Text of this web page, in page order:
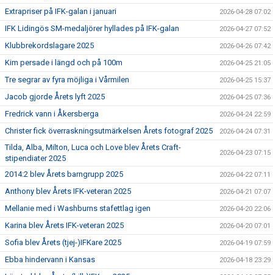
Extrapriser på IFK-galan i januari 2026-04-28 07:02
IFK Lidingös SM-medaljörer hyllades på IFK-galan 2026-04-27 07:52
Klubbrekordslagare 2025 2026-04-26 07:42
Kim persade i längd och på 100m 2026-04-25 21:05
Tre segrar av fyra möjliga i Vårmilen 2026-04-25 15:37
Jacob gjorde Årets lyft 2025 2026-04-25 07:36
Fredrick vann i Åkersberga 2026-04-24 22:59
Christer fick överraskningsutmärkelsen Årets fotograf 2025 2026-04-24 07:31
Tilda, Alba, Milton, Luca och Love blev Årets Craft-
stipendiater 2025
2026-04-23 07:15
2014:2 blev Årets barngrupp 2025 2026-04-22 07:11
Anthony blev Årets IFK-veteran 2025 2026-04-21 07:07
Mellanie med i Washburns stafettlag igen 2026-04-20 22:06
Karina blev Årets IFK-veteran 2025 2026-04-20 07:01
Sofia blev Årets (tjej-)IFKare 2025 2026-04-19 07:59
Ebba hindervann i Kansas 2026-04-18 23:29